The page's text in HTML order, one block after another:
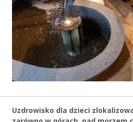
Uzdrowisko dla dzieci